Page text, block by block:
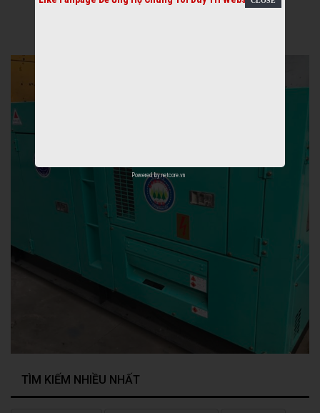
TÌM KIẾM NHIỀU NHẤT
Powered bynetcore.vn